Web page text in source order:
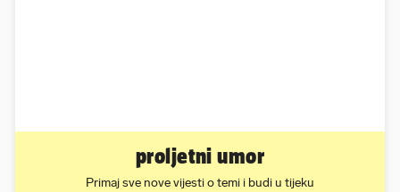
proljetni umor
Primaj sve nove vijesti o temi i budi u tijeku